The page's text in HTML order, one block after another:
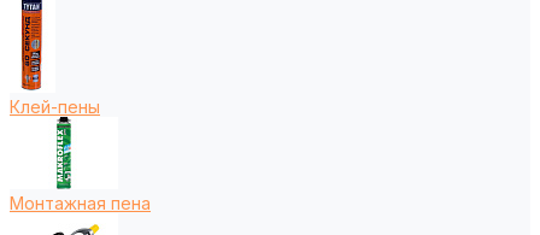
Клей-пены
Монтажная пена